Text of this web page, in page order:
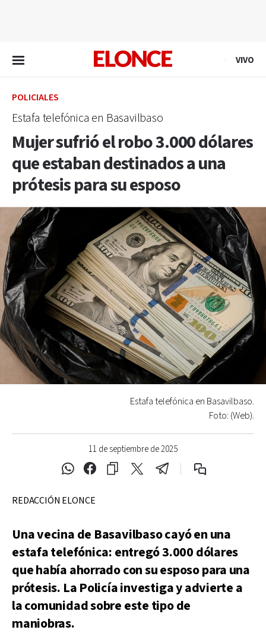
VIVO
POLICIALES
Estafa telefónica en Basavilbaso
Mujer sufrió el robo 3.000 dólares
que estaban destinados a una
prótesis para su esposo
11 de septiembre de 2025
Estafa telefónica en Basavilbaso.
Foto: (Web).
REDACCIÓN ELONCE
Una vecina de Basavilbaso cayó en una
estafa telefónica: entregó 3.000 dólares
que había ahorrado con su esposo para una
prótesis. La Policía investiga y advierte a
la comunidad sobre este tipo de
maniobras.